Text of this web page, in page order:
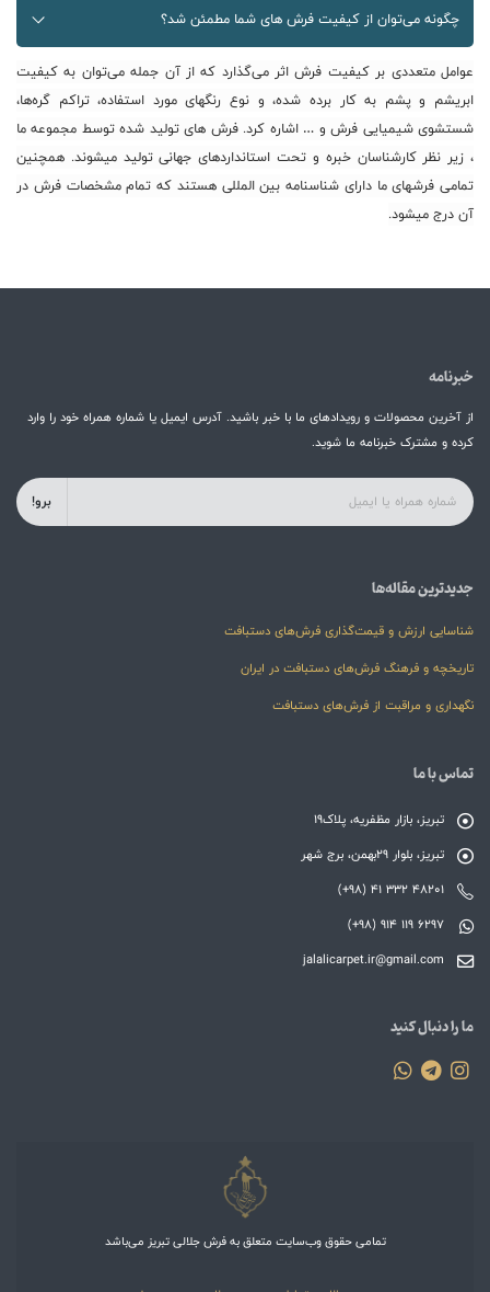
چگونه می‌توان از کیفیت فرش های شما مطمئن شد؟
عوامل متعددی بر کیفیت فرش اثر می‌گذارد که از آن جمله می‌توان به کیفیت
ابریشم و پشم به کار برده شده، و نوع رنگهای مورد استفاده، تراکم گره‌ها،
شستشوی شیمیایی فرش و … اشاره کرد. فرش های تولید شده توسط مجموعه ما
، زیر نظر کارشناسان خبره و تحت استانداردهای جهانی تولید میشوند. همچنین
تمامی فرشهای ما دارای شناسنامه بین المللی هستند که تمام مشخصات فرش در
آن درج میشود.
خبرنامه
از آخرین محصولات و رویدادهای ما با خبر باشید. آدرس ایمیل یا شماره همراه خود را وارد
کرده و مشترک خبرنامه ما شوید.
برو!
جدیدترین مقاله‌ها
شناسایی ارزش و قیمت‌گذاری فرش‌های دستبافت
تاریخچه و فرهنگ فرش‌های دستبافت در ایران
نگهداری و مراقبت از فرش‌های دستبافت
تماس با ما
تبریز، بازار مظفریه، پلاک19
تبریز، بلوار 29بهمن، برج شهر
(+98) 41 332 48201
(+98) 914 119 6297
jalalicarpet.ir@gmail.com
ما را دنبال کنید
تمامی حقوق وب‌سایت متعلق به فرش جلالی تبریز می‌باشد